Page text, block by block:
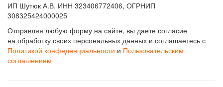
ИП Шутюк А.В. ИНН 323406772406, ОГРНИП
308325424000025
Отправляя любую форму на сайте, вы даете согласие
на обработку своих персональных данных и соглашаетесь с
Политикой конфеденциальности и Пользовательским
соглашением